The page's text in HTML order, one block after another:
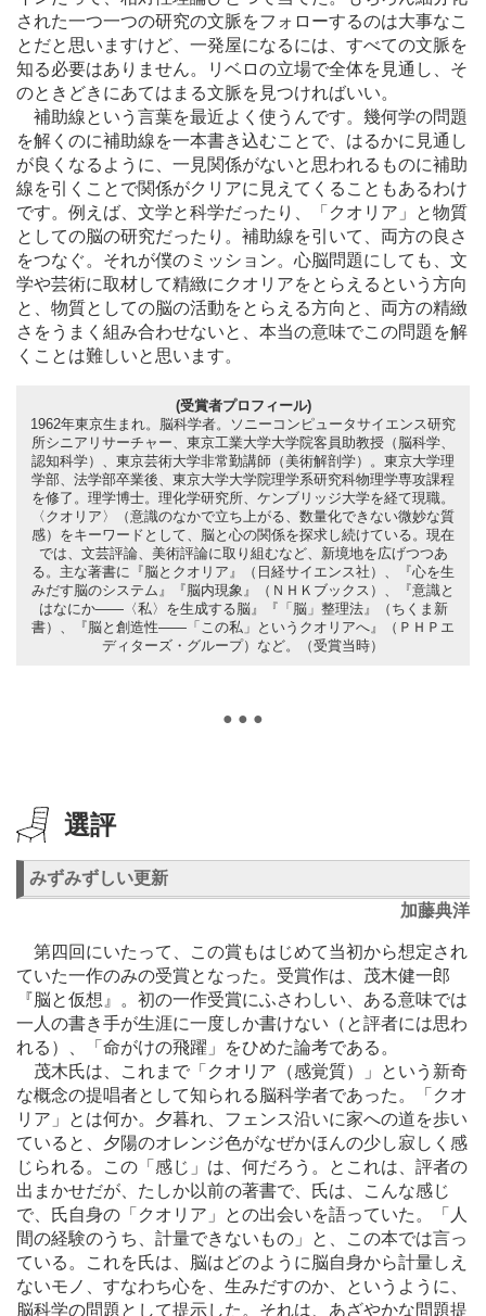
された一つ一つの研究の文脈をフォローするのは大事なこ
とだと思いますけど、一発屋になるには、すべての文脈を
知る必要はありません。リベロの立場で全体を見通し、そ
のときどきにあてはまる文脈を見つければいい。
補助線という言葉を最近よく使うんです。幾何学の問題
を解くのに補助線を一本書き込むことで、はるかに見通し
が良くなるように、一見関係がないと思われるものに補助
線を引くことで関係がクリアに見えてくることもあるわけ
です。例えば、文学と科学だったり、「クオリア」と物質
としての脳の研究だったり。補助線を引いて、両方の良さ
をつなぐ。それが僕のミッション。心脳問題にしても、文
学や芸術に取材して精緻にクオリアをとらえるという方向
と、物質としての脳の活動をとらえる方向と、両方の精緻
さをうまく組み合わせないと、本当の意味でこの問題を解
くことは難しいと思います。
(受賞者プロフィール)
1962年東京生まれ。脳科学者。ソニーコンピュータサイエンス研究
所シニアリサーチャー、東京工業大学大学院客員助教授（脳科学、
認知科学）、東京芸術大学非常勤講師（美術解剖学）。東京大学理
学部、法学部卒業後、東京大学大学院理学系研究科物理学専攻課程
を修了。理学博士。理化学研究所、ケンブリッジ大学を経て現職。
〈クオリア〉（意識のなかで立ち上がる、数量化できない微妙な質
感）をキーワードとして、脳と心の関係を探求し続けている。現在
では、文芸評論、美術評論に取り組むなど、新境地を広げつつあ
る。主な著書に『脳とクオリア』（日経サイエンス社）、『心を生
みだす脳のシステム』『脳内現象』（ＮＨＫブックス）、『意識と
はなにか——〈私〉を生成する脳』『「脳」整理法』（ちくま新
書）、『脳と創造性——「この私」というクオリアへ』（ＰＨＰエ
ディターズ・グループ）など。（受賞当時）
● ● ●
選評
みずみずしい更新
加藤典洋
第四回にいたって、この賞もはじめて当初から想定され
ていた一作のみの受賞となった。受賞作は、茂木健一郎
『脳と仮想』。初の一作受賞にふさわしい、ある意味では
一人の書き手が生涯に一度しか書けない（と評者には思わ
れる）、「命がけの飛躍」をひめた論考である。
茂木氏は、これまで「クオリア（感覚質）」という新奇
な概念の提唱者として知られる脳科学者であった。「クオ
リア」とは何か。夕暮れ、フェンス沿いに家への道を歩い
ていると、夕陽のオレンジ色がなぜかほんの少し寂しく感
じられる。この「感じ」は、何だろう。とこれは、評者の
出まかせだが、たしか以前の著書で、氏は、こんな感じ
で、氏自身の「クオリア」との出会いを語っていた。「人
間の経験のうち、計量できないもの」と、この本では言っ
ている。これを氏は、脳はどのように脳自身から計量しえ
ないモノ、すなわち心を、生みだすのか、というように、
脳科学の問題として提示した。それは、あざやかな問題提